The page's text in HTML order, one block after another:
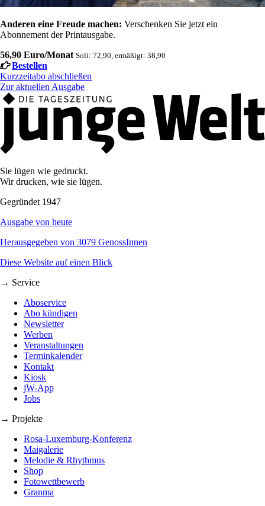
Anderen eine Freude machen: Verschenken Sie jetzt ein
Abonnement der Printausgabe.
56,90 Euro/Monat Soli: 72,90, ermäßigt: 38,90
Bestellen
Kurzzeitabo abschließen
Zur aktuellen Ausgabe
Sie lügen wie gedruckt.
Wir drucken, wie sie lügen.
Gegründet 1947
Ausgabe von heute
Herausgegeben von 3079 GenossInnen
Diese Website auf einen Blick
→ Service
Aboservice
Abo kündigen
Newsletter
Werben
Veranstaltungen
Terminkalender
Kontakt
Kiosk
jW-App
Jobs
→ Projekte
Rosa-Luxemburg-Konferenz
Maigalerie
Melodie & Rhythmus
Shop
Fotowettbewerb
Granma